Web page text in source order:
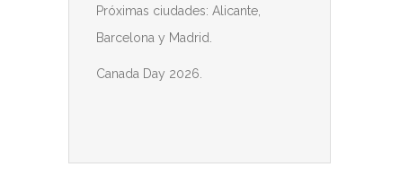
Próximas ciudades: Alicante,
Barcelona y Madrid.
Canada Day 2026.